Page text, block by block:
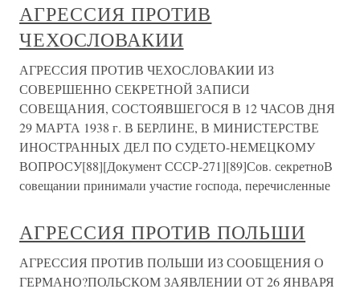
АГРЕССИЯ ПРОТИВ
ЧЕХОСЛОВАКИИ
АГРЕССИЯ ПРОТИВ ЧЕХОСЛОВАКИИ ИЗ
СОВЕРШЕННО СЕКРЕТНОЙ ЗАПИСИ
СОВЕЩАНИЯ, СОСТОЯВШЕГОСЯ В 12 ЧАСОВ ДНЯ
29 МАРТА 1938 г. В БЕРЛИНЕ, В МИНИСТЕРСТВЕ
ИНОСТРАННЫХ ДЕЛ ПО СУДЕТО-НЕМЕЦКОМУ
ВОПРОСУ[88][Документ СССР-271][89]Сов. секретноВ
совещании принимали участие господа, перечисленные
АГРЕССИЯ ПРОТИВ ПОЛЬШИ
АГРЕССИЯ ПРОТИВ ПОЛЬШИ ИЗ СООБЩЕНИЯ О
ГЕРМАНО?ПОЛЬСКОМ ЗАЯВЛЕНИИ ОТ 26 ЯНВАРЯ